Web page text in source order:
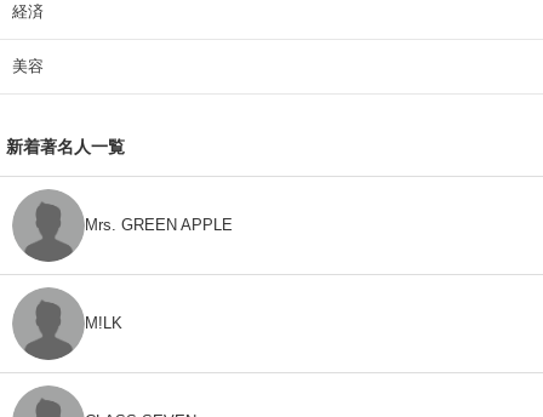
経済
美容
新着著名人一覧
Mrs. GREEN APPLE
M!LK